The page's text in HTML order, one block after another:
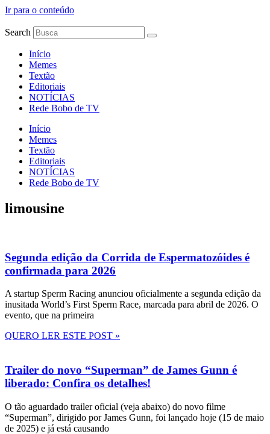
Ir para o conteúdo
Search
Início
Memes
Textão
Editoriais
NOTÍCIAS
Rede Bobo de TV
Início
Memes
Textão
Editoriais
NOTÍCIAS
Rede Bobo de TV
limousine
Segunda edição da Corrida de Espermatozóides é
confirmada para 2026
A startup Sperm Racing anunciou oficialmente a segunda edição da
inusitada World’s First Sperm Race, marcada para abril de 2026. O
evento, que na primeira
QUERO LER ESTE POST »
Trailer do novo “Superman” de James Gunn é
liberado: Confira os detalhes!
O tão aguardado trailer oficial (veja abaixo) do novo filme
“Superman”, dirigido por James Gunn, foi lançado hoje (15 de maio
de 2025) e já está causando